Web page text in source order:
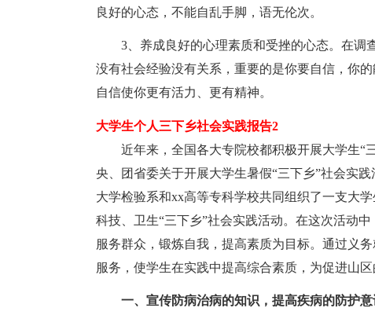
良好的心态，不能自乱手脚，语无伦次。
3、养成良好的心理素质和受挫的心态。在调
没有社会经验没有关系，重要的是你要自信，你
自信使你更有活力、更有精神。
大学生个人三下乡社会实践报告2
近年来，全国各大专院校都积极开展大学生“
央、团省委关于开展大学生暑假“三下乡”社会实
大学检验系和xx高等专科学校共同组织了一支大
科技、卫生“三下乡”社会实践活动。在这次活动
服务群众，锻炼自我，提高素质为目标。通过义
服务，使学生在实践中提高综合素质，为促进山区
一、宣传防病治病的知识，提高疾病的防护意